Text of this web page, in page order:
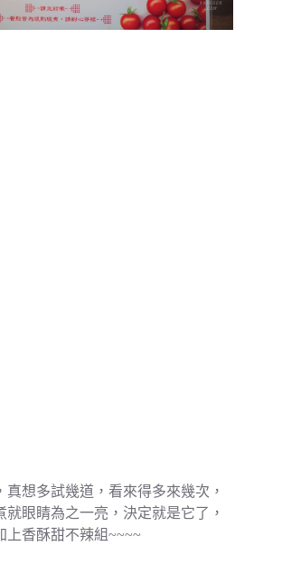
真想多試幾道，看來得多來幾次，
就眼睛為之一亮，決定就是它了，
上香酥甜不辣組~~~~